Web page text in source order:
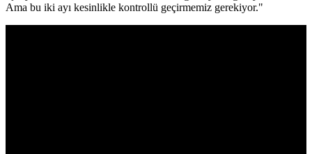
Ama bu iki ayı kesinlikle kontrollü geçirmemiz gerekiyor."